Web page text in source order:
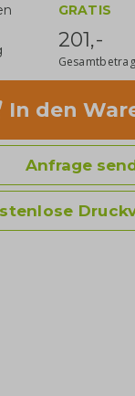
GRATIS
201,-
In den
Anfrage